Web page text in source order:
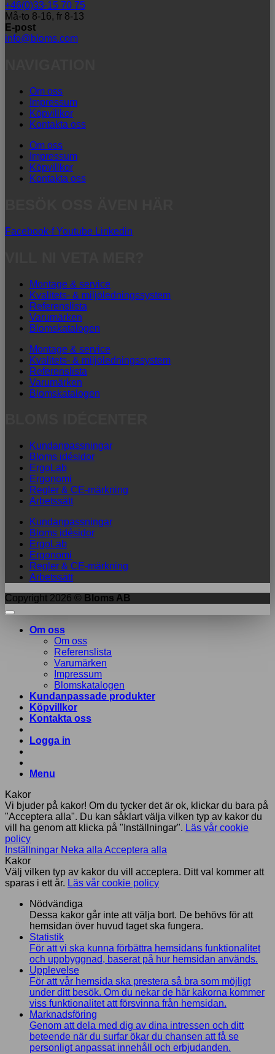
+46(0)33-15 70 75
Må-to 8-16, fr 8-13
E-post
info@bloms.com
Om oss
Impressum
Köpvillkor
Kontakta oss
Om oss
Impressum
Köpvillkor
Kontakta oss
Facebook-f Youtube Linkedin
Montage & service
Kvalitets- & miljöledningssystem
Referenslista
Varumärken
Blomskatalogen
Montage & service
Kvalitets- & miljöledningssystem
Referenslista
Varumärken
Blomskatalogen
Kundanpassningar
Bloms idésidor
ErgoLab
Ergonomi
Regler & CE-märkning
Arbetssätt
Kundanpassningar
Bloms idésidor
ErgoLab
Ergonomi
Regler & CE-märkning
Arbetssätt
Copyright 2026 © Bloms AB
Om oss
Om oss
Referenslista
Varumärken
Impressum
Blomskatalogen
Kundanpassade produkter
Köpvillkor
Kontakta oss
Logga in
Menu
Kakor
Vi bjuder på kakor! Om du tycker det är ok, klickar du bara på
"Acceptera alla". Du kan såklart välja vilken typ av kakor du
vill ha genom att klicka på "Inställningar". Läs vår cookie
policy
Inställningar Neka alla Acceptera alla
Kakor
Välj vilken typ av kakor du vill acceptera. Ditt val kommer att
sparas i ett år. Läs vår cookie policy
Nödvändiga
Dessa kakor går inte att välja bort. De behövs för att
hemsidan över huvud taget ska fungera.
Statistik
För att vi ska kunna förbättra hemsidans funktionalitet
och uppbyggnad, baserat på hur hemsidan används.
Upplevelse
För att vår hemsida ska prestera så bra som möjligt
under ditt besök. Om du nekar de här kakorna kommer
viss funktionalitet att försvinna från hemsidan.
Marknadsföring
Genom att dela med dig av dina intressen och ditt
beteende när du surfar ökar du chansen att få se
personligt anpassat innehåll och erbjudanden.